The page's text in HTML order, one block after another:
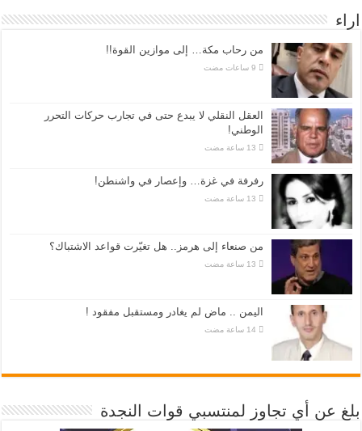
اراء
من رحاب مكة… إلى موازين القوة!!
العقل النقلي لا يبدع حتى في تجارب حركات التحرر
الوطني!
رفرفة في غزة… وإعصار في واشنطن!
من صنعاء إلى هرمز.. هل تغيّرت قواعد الاشتباك؟
اليمن .. ماض لم يغادر ومستقبل مفقود !
بلغ عن أي تجاوز لمنتسبي قوات النجدة